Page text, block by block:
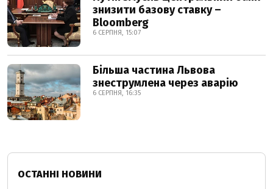
знизити базову ставку –
Bloomberg
6 СЕРПНЯ, 15:07
Більша частина Львова
знеструмлена через аварію
6 СЕРПНЯ, 16:35
ОСТАННІ НОВИНИ